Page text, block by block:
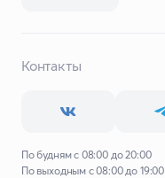
Контакты
По будням с 08:00 до 20:00
По выходным с 08:00 до 19:00